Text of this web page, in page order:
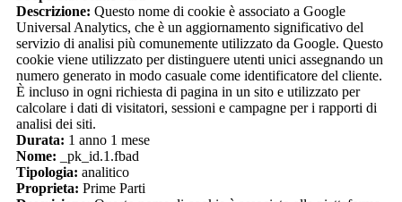
Descrizione: Questo nome di cookie è associato a Google
Universal Analytics, che è un aggiornamento significativo del
servizio di analisi più comunemente utilizzato da Google. Questo
cookie viene utilizzato per distinguere utenti unici assegnando un
numero generato in modo casuale come identificatore del cliente.
È incluso in ogni richiesta di pagina in un sito e utilizzato per
calcolare i dati di visitatori, sessioni e campagne per i rapporti di
analisi dei siti.
Durata: 1 anno 1 mese
Nome: _pk_id.1.fbad
Tipologia: analitico
Proprieta: Prime Parti